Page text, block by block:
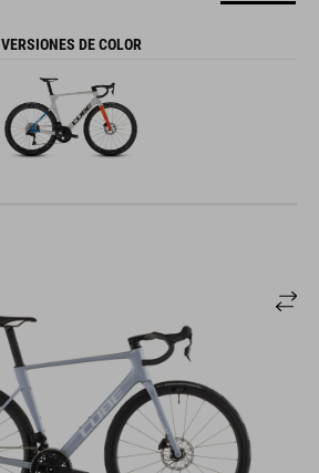
VERSIONES DE COLOR